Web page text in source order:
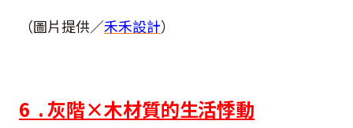
（圖片提供／禾禾設計）
6 . 灰階×木材質的生活悸動